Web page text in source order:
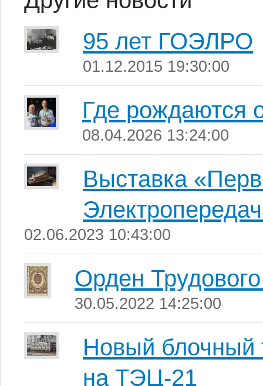
95 лет ГОЭЛРО
01.12.2015 19:30:00
Где рождаются
08.04.2026 13:24:00
Выставка
02.06.2023 10:43:00
Орден
30.05.2022 14:25:00
Новый блочный
на ТЭЦ-21